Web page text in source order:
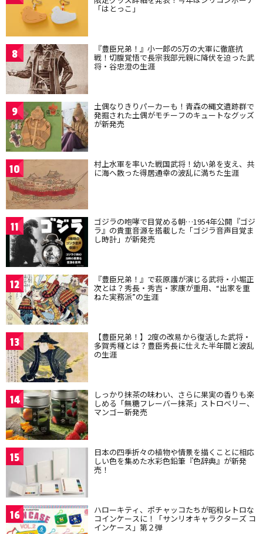
「はとっこ」
8 『豊臣兄弟！』小一郎の5万の大軍に徹底抗
戦！切腹覚悟で長宗我部元親に降伏を迫った武
将・谷忠澄の生涯
9 土偶なりきりパーカーも！青森の縄文遺跡群で
発掘された土偶がモチーフのキュートなグッズ
が新発売
10 村上水軍を率いた戦国武将！幼い弟を支え、共
に海へ散った得居通幸の波乱に満ちた生涯
11 ゴジラの咆哮で目覚める朝…1954年公開『ゴジ
ラ』の貴重音源を搭載した「ゴジラ音声目覚ま
し時計」が新発売
12 『豊臣兄弟！』で萩原護が演じる武将・小堀正
次とは？秀長・秀吉・家康が重用、“出家を重
ねた実務派”の生涯
13 【豊臣兄弟！】2度の改易から復活した武将・
多賀秀種とは？豊臣秀長に仕えた半年間と波乱
の生涯
14 しっかり抹茶の味わい、さらに果実の香りも楽
しめる「無糖フレーバー抹茶」ストロベリー、
マンゴー新発売
15 日本の四季折々の植物や情景を描くことに相応
しい色を集めた水彩色鉛筆『色辞典』が新発
売！
16 ハローキティ、ポチャッコたちが昭和レトロな
コインケースに！「サンリオキャラクターズ コ
インケース」第２弾